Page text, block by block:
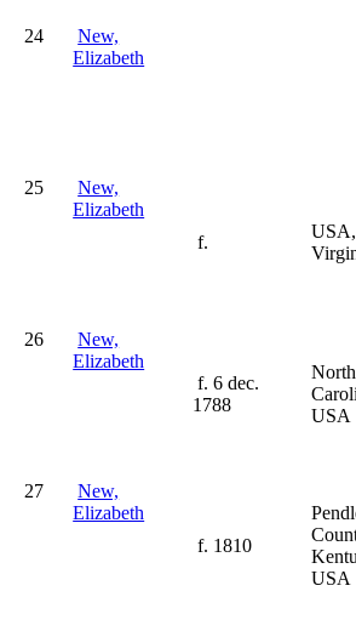
24
New,
Elizabeth
25
New,
Elizabeth
f.
USA,
26
New,
Elizabeth
f. 6 dec.
1788
North
USA
27
New,
Elizabeth
f. 1810
USA